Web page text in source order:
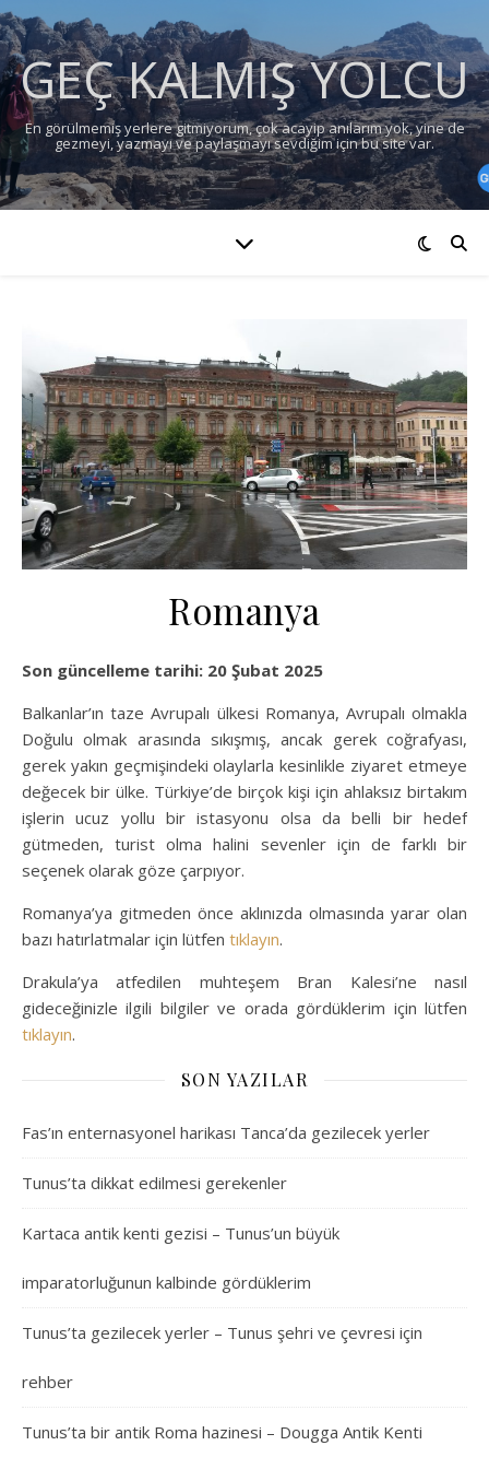
GEÇ KALMIŞ YOLCU
En görülmemiş yerlere gitmiyorum, çok acayip anılarım yok, yine de
gezmeyi, yazmayı ve paylaşmayı sevdiğim için bu site var.
Romanya
Son güncelleme tarihi: 20 Şubat 2025
Balkanlar’ın taze Avrupalı ülkesi Romanya, Avrupalı olmakla
Doğulu olmak arasında sıkışmış, ancak gerek coğrafyası,
gerek yakın geçmişindeki olaylarla kesinlikle ziyaret etmeye
değecek bir ülke. Türkiye’de birçok kişi için ahlaksız birtakım
işlerin ucuz yollu bir istasyonu olsa da belli bir hedef
gütmeden, turist olma halini sevenler için de farklı bir
seçenek olarak göze çarpıyor.
Romanya’ya gitmeden önce aklınızda olmasında yarar olan
bazı hatırlatmalar için lütfen tıklayın.
Drakula’ya atfedilen muhteşem Bran Kalesi’ne nasıl
gideceğinizle ilgili bilgiler ve orada gördüklerim için lütfen
tıklayın.
SON YAZILAR
Fas’ın enternasyonel harikası Tanca’da gezilecek yerler
Tunus’ta dikkat edilmesi gerekenler
Kartaca antik kenti gezisi – Tunus’un büyük
imparatorluğunun kalbinde gördüklerim
Tunus’ta gezilecek yerler – Tunus şehri ve çevresi için
rehber
Tunus’ta bir antik Roma hazinesi – Dougga Antik Kenti